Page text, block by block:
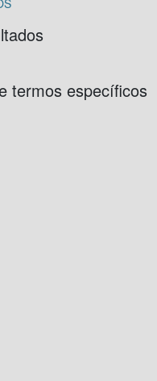
termos específicos